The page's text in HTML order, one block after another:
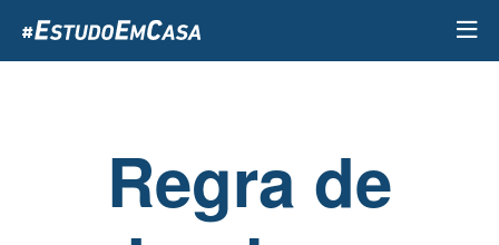
para
o
Regra de